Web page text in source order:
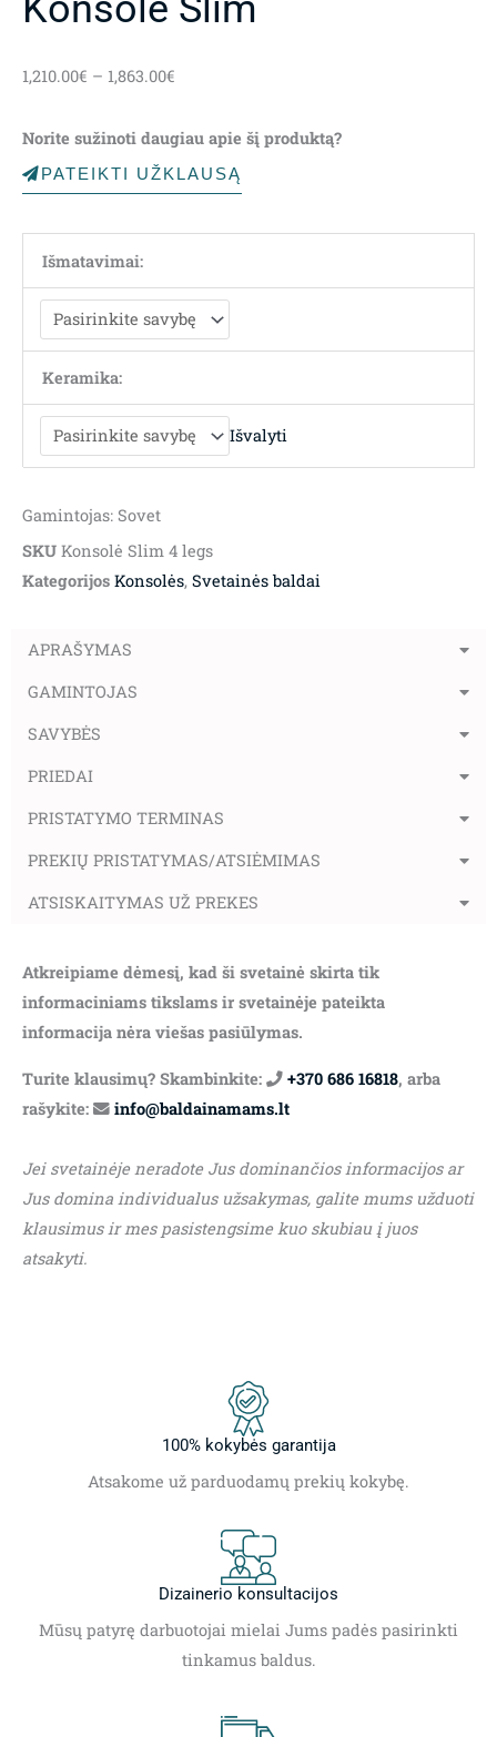
1,210.00€ – 1,863.00€
through
1,863.00€
Norite sužinoti daugiau apie šį produktą?
PATEIKTI UŽKLAUSĄ
Išmatavimai:
Keramika:
Išvalyti
Gamintojas: Sovet
SKU Konsolė Slim 4 legs
Kategorijos Konsolės, Svetainės baldai
APRAŠYMAS
GAMINTOJAS
SAVYBĖS
PRIEDAI
PRISTATYMO TERMINAS
PREKIŲ PRISTATYMAS/ATSIĖMIMAS
ATSISKAITYMAS UŽ PREKES
Atkreipiame dėmesį, kad ši svetainė skirta tik
informaciniams tikslams ir svetainėje pateikta
informacija nėra viešas pasiūlymas.
Turite klausimų? Skambinkite: +370 686 16818, arba
rašykite:
info@baldainamams.lt
Jei svetainėje neradote Jus dominančios informacijos ar
Jus domina individualus užsakymas, galite mums užduoti
klausimus ir mes pasistengsime kuo skubiau į juos
atsakyti.
100% kokybės garantija
Atsakome už parduodamų prekių kokybę.
Dizainerio konsultacijos
Mūsų patyrę darbuotojai mielai Jums padės pasirinkti
tinkamus baldus.